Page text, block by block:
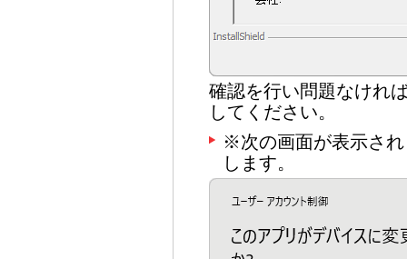
確認を行い問題なけれ
してください。
※次の画面が表示さ
します。